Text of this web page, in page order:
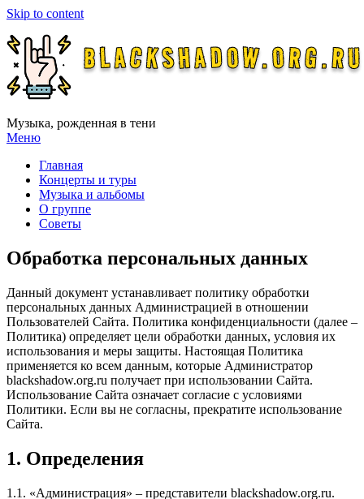
Skip to content
Музыка, рожденная в тени
Меню
Главная
Концерты и туры
Музыка и альбомы
О группе
Советы
Обработка персональных данных
Данный документ устанавливает политику обработки
персональных данных Администрацией в отношении
Пользователей Сайта. Политика конфиденциальности (далее –
Политика) определяет цели обработки данных, условия их
использования и меры защиты. Настоящая Политика
применяется ко всем данным, которые Администратор
blackshadow.org.ru получает при использовании Сайта.
Использование Сайта означает согласие с условиями
Политики. Если вы не согласны, прекратите использование
Сайта.
1. Определения
1.1. «Администрация» – представители blackshadow.org.ru.